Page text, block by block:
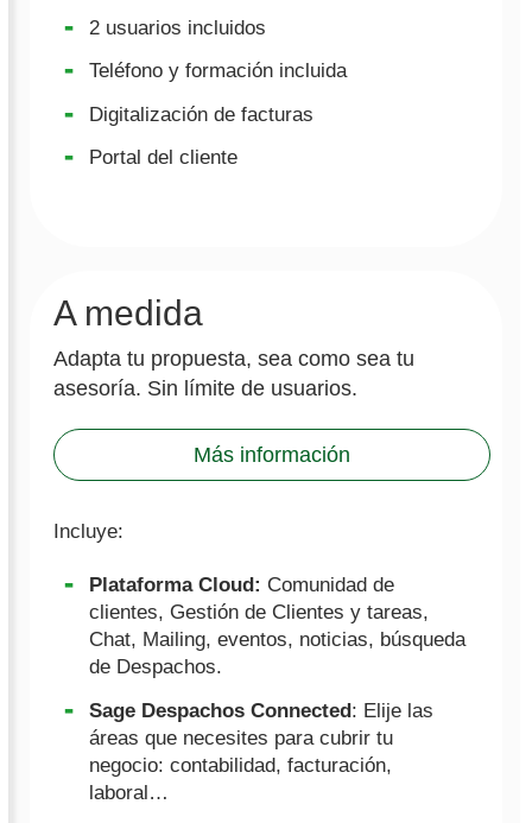
2 usuarios incluidos
Teléfono y formación incluida
Digitalización de facturas
Portal del cliente
A medida
Adapta tu propuesta, sea como sea tu
asesoría. Sin límite de usuarios.
Más información
Incluye:
Plataforma Cloud: Comunidad de
clientes, Gestión de Clientes y tareas,
Chat, Mailing, eventos, noticias, búsqueda
de Despachos.
Sage Despachos Connected: Elije las
áreas que necesites para cubrir tu
negocio: contabilidad, facturación,
laboral…